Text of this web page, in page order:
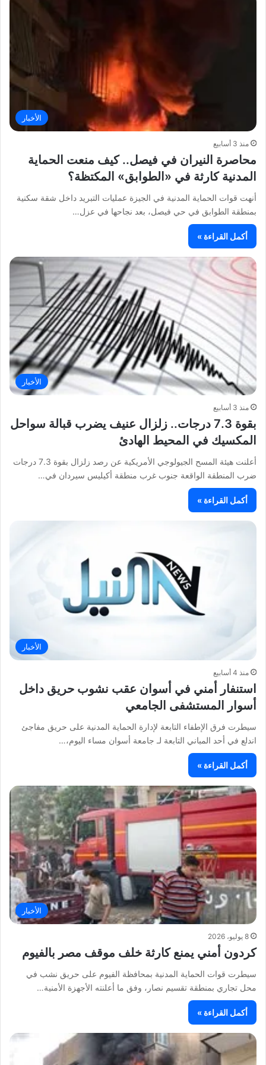
الأخبار
منذ 3 أسابيع
محاصرة النيران في فيصل.. كيف منعت الحماية
المدنية كارثة في «الطوابق» المكتظة؟
أنهت قوات الحماية المدنية في الجيزة عمليات التبريد داخل شقة سكنية
بمنطقة الطوابق في حي فيصل، بعد نجاحها في عزل…
أكمل القراءة »
الأخبار
منذ 3 أسابيع
بقوة 7.3 درجات.. زلزال عنيف يضرب قبالة سواحل
المكسيك في المحيط الهادئ
أعلنت هيئة المسح الجيولوجي الأمريكية عن رصد زلزال بقوة 7.3 درجات
ضرب المنطقة الواقعة جنوب غرب منطقة أكيليس سيردان في…
أكمل القراءة »
الأخبار
منذ 4 أسابيع
استنفار أمني في أسوان عقب نشوب حريق داخل
أسوار المستشفى الجامعي
سيطرت فرق الإطفاء التابعة لإدارة الحماية المدنية على حريق مفاجئ
اندلع في أحد المباني التابعة لـ جامعة أسوان مساء اليوم،…
أكمل القراءة »
الأخبار
8 يوليو، 2026
كردون أمني يمنع كارثة خلف موقف مصر بالفيوم
سيطرت قوات الحماية المدنية بمحافظة الفيوم على حريق نشب في
محل تجاري بمنطقة تقسيم نصار، وفق ما أعلنته الأجهزة الأمنية…
أكمل القراءة »